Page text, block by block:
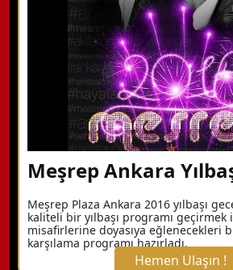
Meşrep Ankara
Meşrep Plaza Ankara 2016 yılbaşı
kaliteli bir yılbaşı programı geçirmek
misafirlerine doyasıya eğlenecekleri
karşılama programı hazırladı.
Hemen Ulaşın !